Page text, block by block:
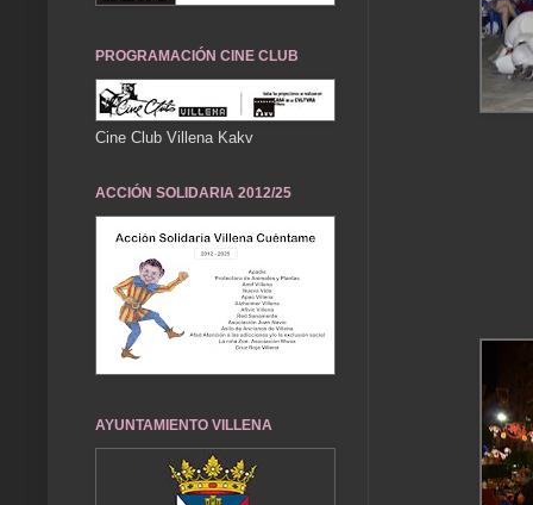
PROGRAMACIÓN CINE CLUB
Cine Club Villena Kakv
ACCIÓN SOLIDARIA 2012/25
AYUNTAMIENTO VILLENA